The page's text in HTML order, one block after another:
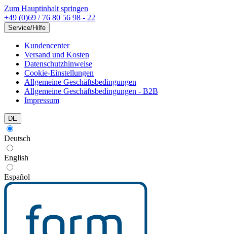
Zum Hauptinhalt springen
+49 (0)69 / 76 80 56 98 - 22
Service/Hilfe
Kundencenter
Versand und Kosten
Datenschutzhinweise
Cookie-Einstellungen
Allgemeine Geschäftsbedingungen
Allgemeine Geschäftsbedingungen - B2B
Impressum
DE
Deutsch
English
Español